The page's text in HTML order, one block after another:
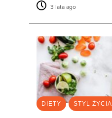
3 lata ago
DIETY STYL ŻYCIA